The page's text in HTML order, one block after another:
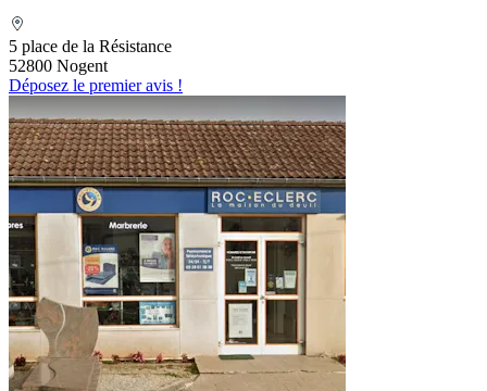
5 place de la Résistance
52800 Nogent
Déposez le premier avis !